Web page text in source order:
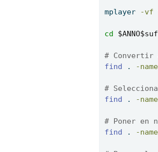
mplayer -vf
cd
# Convertir
find . -name
#
find . -name
# Poner en
find . -name